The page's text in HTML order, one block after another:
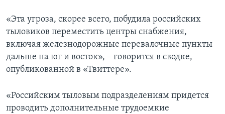
«Эта угроза, скорее всего, побудила российских
тыловиков переместить центры снабжения,
включая железнодорожные перевалочные пункты
дальше на юг и восток», – говорится в сводке,
опубликованной в «Твиттере».
«Российским тыловым подразделениям придется
проводить дополнительные трудоемкие